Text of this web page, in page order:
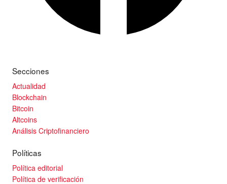
Secciones
Actualidad
Blockchain
Bitcoin
Altcoins
Análisis Criptofinanciero
Políticas
Política editorial
Política de verificación